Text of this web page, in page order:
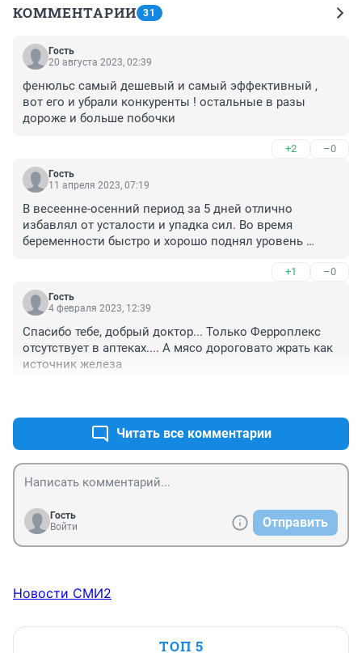
КОММЕНТАРИИ 31
Гость
20 августа 2023, 02:39
фенюльс самый дешевый и самый эффективный ,
вот его и убрали конкуренты ! остальные в разы
дороже и больше побочки
+2 –0
Гость
11 апреля 2023, 07:19
В весеенне-осенний период за 5 дней отлично
избавлял от усталости и упадка сил. Во время
беременности быстро и хорошо поднял уровень
просто кто-то заинтересован в других препаратах.
Жаль
+1 –0
Гость
4 февраля 2023, 12:39
Спасибо тебе, добрый доктор... Только Ферроплекс
отсутствует в аптеках.... А мясо дороговато жрать как
источник железа
Читать все комментарии
Гость
Войти
Отправить
Новости СМИ2
ТОП 5